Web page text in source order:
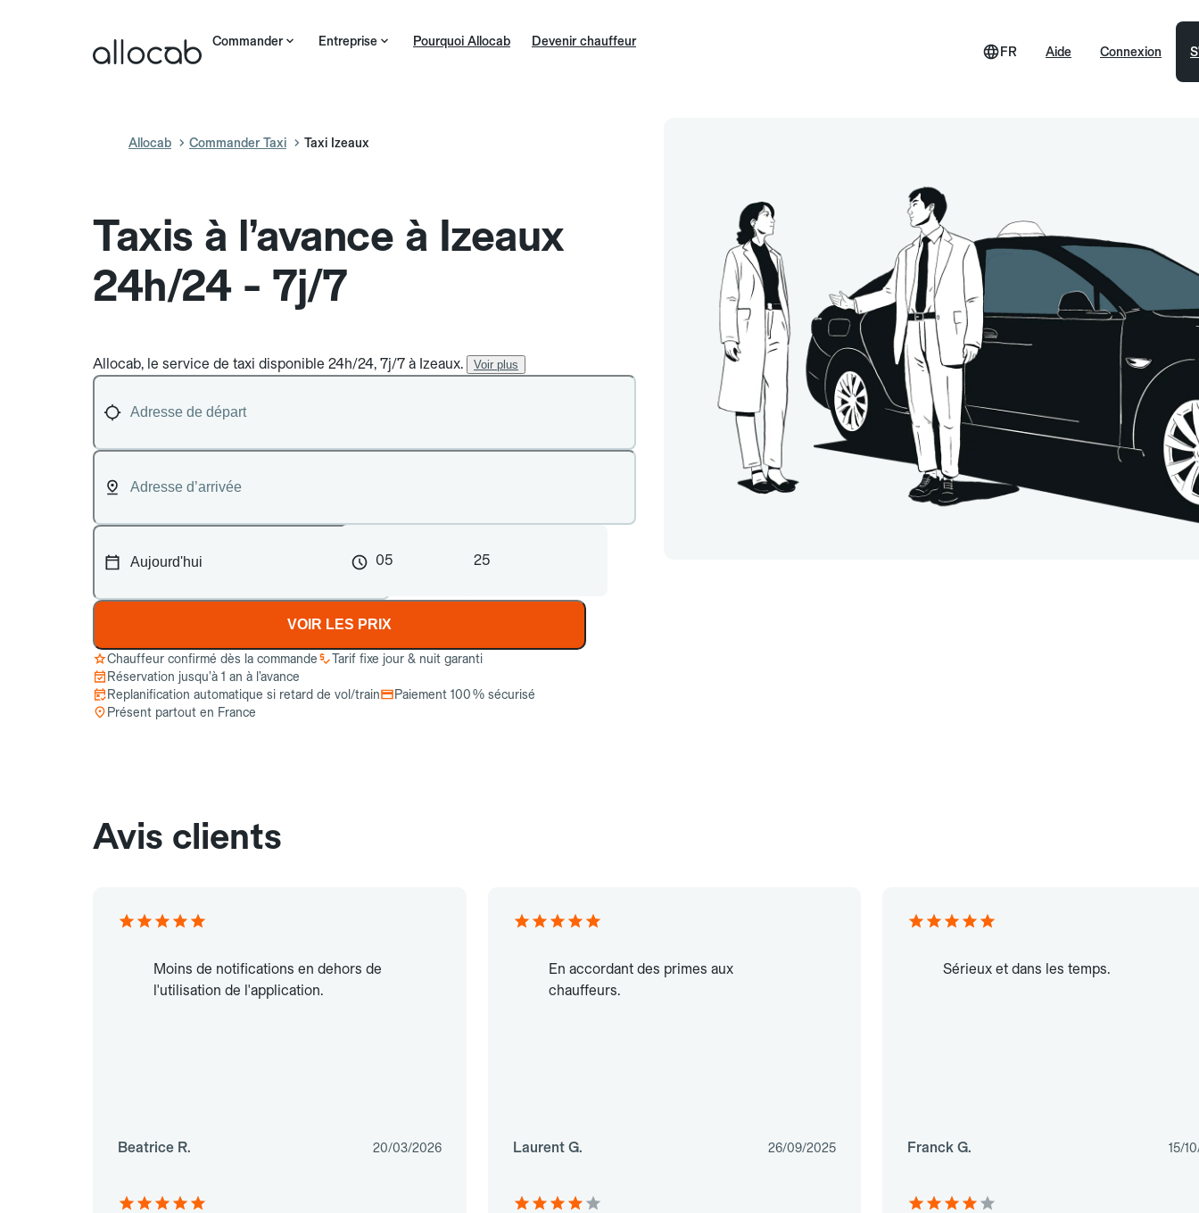
Commander Entreprise Pourquoi Allocab Devenir chauffeur
Aide
FR Connexion
Allocab Commander Taxi Taxi Izeaux
Taxis à l’avance à Izeaux
24h/24 - 7j/7
Allocab, le service de taxi disponible 24h/24, 7j/7 à Izeaux. Voir plus
05 25
VOIR LES PRIX
Chauffeur confirmé dès la commande
Tarif fixe jour & nuit garanti
Réservation jusqu’à 1 an à l’avance
Replanification automatique si retard de vol/train
Paiement 100 % sécurisé
Présent partout en France
Avis clients
Moins de notifications en dehors de
l'utilisation de l'application.
Beatrice R. 20/03/2026
En accordant des primes aux
chauffeurs.
Laurent G. 26/09/2025
Sérieux et dans les temps.
Franck G. 15/